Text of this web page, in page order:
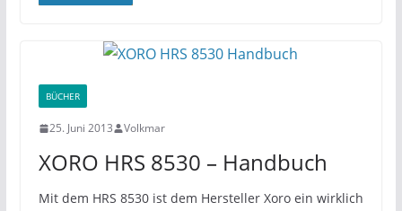
BÜCHER
25. Juni 2013 Volkmar
XORO HRS 8530 – Handbuch
Mit dem HRS 8530 ist dem Hersteller Xoro ein wirklich